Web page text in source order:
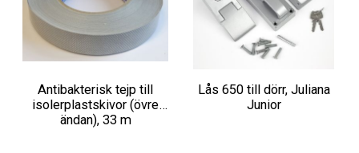
Antibakterisk tejp till
isolerplastskivor (övre
ändan), 33 m
Lås 650 till dörr, Juliana
Junior